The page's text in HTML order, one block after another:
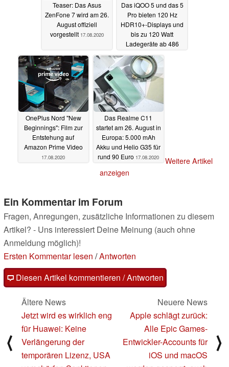
Teaser: Das Asus
ZenFone 7 wird am 26.
August offiziell
vorgestellt 17.08.2020
Das iQOO 5 und das 5
Pro bieten 120 Hz
HDR10+-Displays und
bis zu 120 Watt
Ladegeräte ab 486
17.08.2020
OnePlus Nord "New
Beginnings": Film zur
Entstehung auf
Amazon Prime Video
17.08.2020
Das Realme C11
startet am 26. August in
Europa: 5.000 mAh
Akku und Helio G35 für
rund 90 Euro 17.08.2020
Weitere Artikel
anzeigen
Ein Kommentar im Forum
Fragen, Anregungen, zusätzliche Informationen zu diesem
Artikel? - Uns interessiert Deine Meinung (auch ohne
Anmeldung möglich)!
Ersten Kommentar lesen /Antworten
Diesen Artikel kommentieren / Antworten
⟨
Ältere News
Jetzt wird es wirklich eng
für Huawei: Keine
Verlängerung der
temporären Lizenz, USA
Neuere News
Apple schlägt zurück:
Alle Epic Games-
Entwickler-Accounts für
iOS und macOS
⟩